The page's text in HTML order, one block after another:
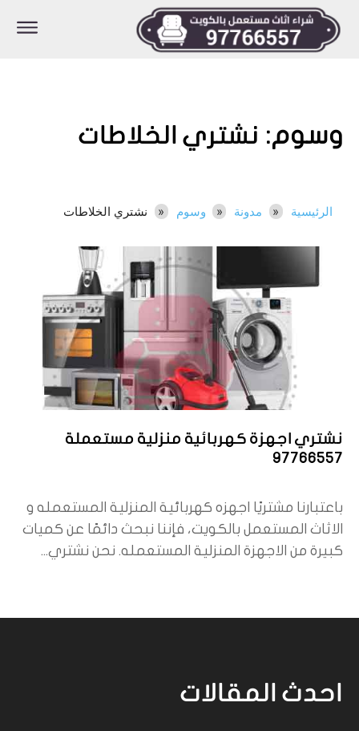
وسوم: نشتري الخلاطات
الرئيسية مدونة وسوم نشتري الخلاطات
نشتري اجهزة كهربائية منزلية مستعملة
97766557
باعتبارنا مشتريًا اجهزه كهربائية المنزلية المستعمله و
الاثاث المستعمل بالكويت، فإننا نبحث دائمًا عن كميات
كبيرة من الاجهزة المنزلية المستعمله. نحن نشتري...
احدث المقالات